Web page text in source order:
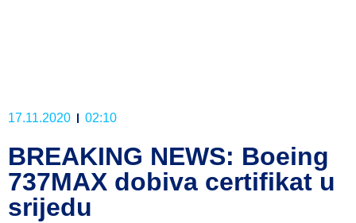
17.11.2020 02:10
BREAKING NEWS: Boeing
737MAX dobiva certifikat u
srijedu